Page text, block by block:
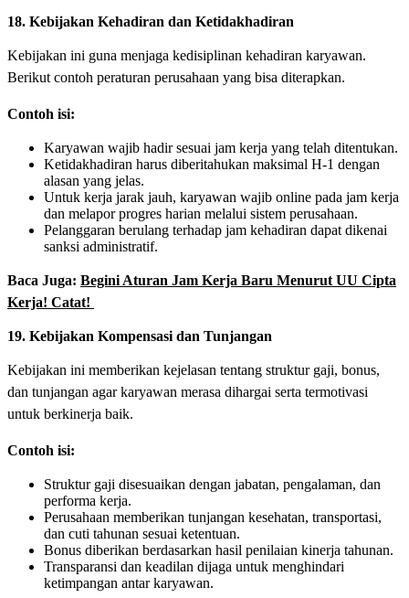
18. Kebijakan Kehadiran dan Ketidakhadiran
Kebijakan ini guna menjaga kedisiplinan kehadiran karyawan.
Berikut contoh peraturan perusahaan yang bisa diterapkan.
Contoh isi:
Karyawan wajib hadir sesuai jam kerja yang telah ditentukan.
Ketidakhadiran harus diberitahukan maksimal H-1 dengan
alasan yang jelas.
Untuk kerja jarak jauh, karyawan wajib online pada jam kerja
dan melapor progres harian melalui sistem perusahaan.
Pelanggaran berulang terhadap jam kehadiran dapat dikenai
sanksi administratif.
Baca Juga: Begini Aturan Jam Kerja Baru Menurut UU Cipta
Kerja! Catat!
19. Kebijakan Kompensasi dan Tunjangan
Kebijakan ini memberikan kejelasan tentang struktur gaji, bonus,
dan tunjangan agar karyawan merasa dihargai serta termotivasi
untuk berkinerja baik.
Contoh isi:
Struktur gaji disesuaikan dengan jabatan, pengalaman, dan
performa kerja.
Perusahaan memberikan tunjangan kesehatan, transportasi,
dan cuti tahunan sesuai ketentuan.
Bonus diberikan berdasarkan hasil penilaian kinerja tahunan.
Transparansi dan keadilan dijaga untuk menghindari
ketimpangan antar karyawan.